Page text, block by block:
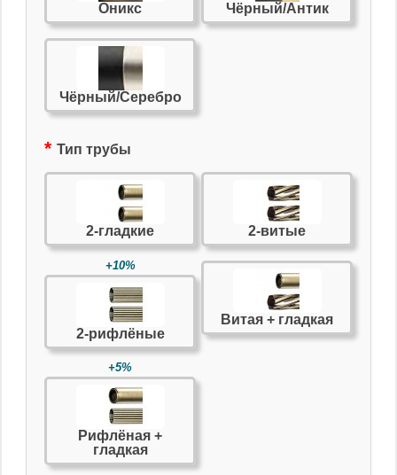
Оникс Чёрный/Антик
Чёрный/Серебро
Тип трубы
2-гладкие 2-витые
+10%
2-рифлёные
Витая + гладкая
+5%
Рифлёная +
гладкая